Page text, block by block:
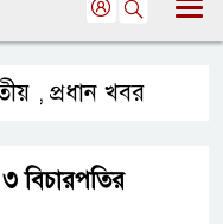
, প্রধান খবর
৩ বিচারপতির